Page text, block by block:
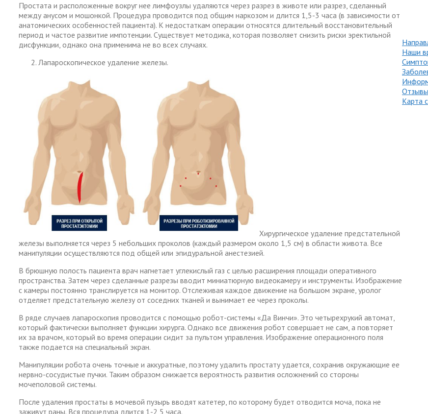
Простата и расположенные вокруг нее лимфоузлы удаляются через разрез в животе или разрез, сделанный
между анусом и мошонкой. Процедура проводится под общим наркозом и длится 1,5-3 часа (в зависимости от
анатомических особенностей пациента). К недостаткам операции относятся длительный восстановительный
период и частое развитие импотенции. Существует методика, которая позволяет снизить риски эректильной
дисфункции, однако она применима не во всех случаях.
Лапароскопическое удаление железы.
Хирургическое удаление предстательной
железы выполняется через 5 небольших проколов (каждый размером около 1,5 см) в области живота. Все
манипуляции осуществляются под общей или эпидуральной анестезией.
В брюшную полость пациента врач нагнетает углекислый газ с целью расширения площади оперативного
пространства. Затем через сделанные разрезы вводит миниатюрную видеокамеру и инструменты. Изображение
с камеры постоянно транслируется на монитор. Отслеживая каждое движение на большом экране, уролог
отделяет предстательную железу от соседних тканей и вынимает ее через проколы.
В ряде случаев лапароскопия проводится с помощью робот-системы «Да Винчи». Это четырехрукий автомат,
который фактически выполняет функции хирурга. Однако все движения робот совершает не сам, а повторяет
их за врачом, который во время операции сидит за пультом управления. Изображение операционного поля
также подается на специальный экран.
Манипуляции робота очень точные и аккуратные, поэтому удалить простату удается, сохранив окружающие ее
нервно-сосудистые пучки. Таким образом снижается вероятность развития осложнений со стороны
мочеполовой системы.
После удаления простаты в мочевой пузырь вводят катетер, по которому будет отводится моча, пока не
заживут раны. Вся процедура длится 1-2,5 часа.
Наши
Отзывы
Карта